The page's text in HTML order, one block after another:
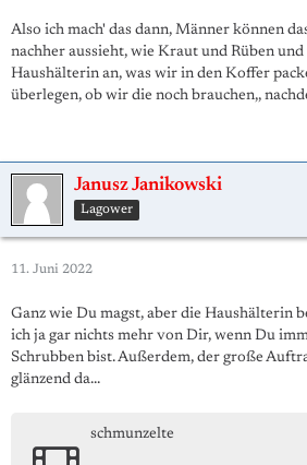
Also ich mach' das dann, Männer können
nachher aussieht, wie Kraut und Rüben und
Haushälterin an, was wir in den Koffer
überlegen, ob wir die noch brauchen,,
Janusz Janikowski
Lagower
11. Juni 2022
Ganz wie Du magst, aber die Haushälterin
ich ja gar nichts mehr von Dir, wenn Du
Schrubben bist. Außerdem, der große
glänzend da...
schmunzelte